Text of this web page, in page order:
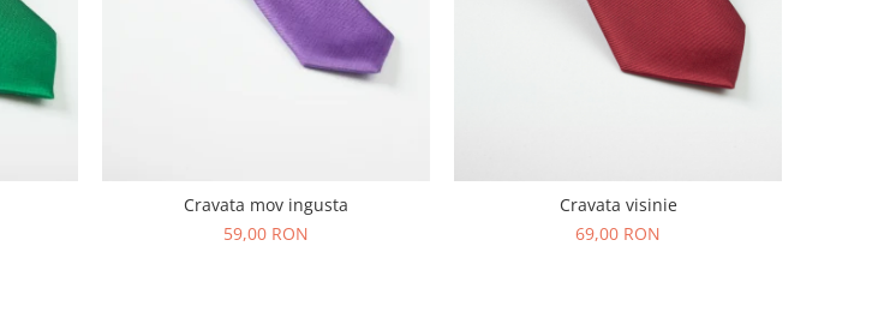
Cravata mov ingusta
59,00 RON
Cravata visinie
69,00 RON